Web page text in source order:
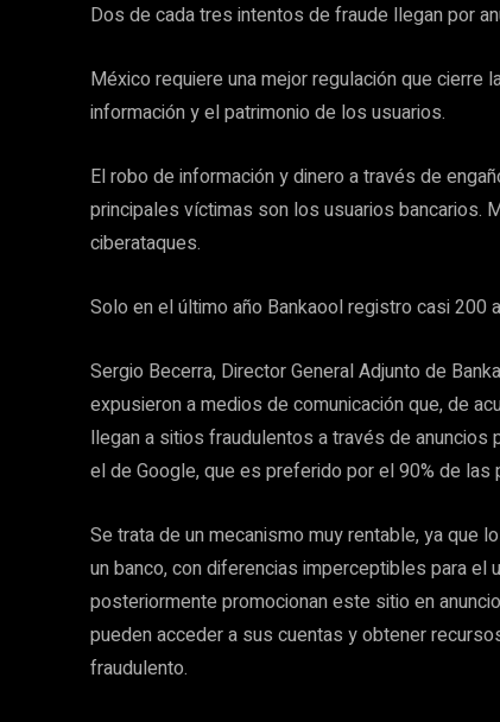
Dos de cada tres intentos de fraude llegan por
México requiere una mejor regulación que
información y el patrimonio de los usuarios.
El robo de información y dinero a través de
principales víctimas son los usuarios bancarios.
ciberataques.
Solo en el último año Bankaool registro casi
Sergio Becerra, Director General Adjunto de
expusieron a medios de comunicación que, de
llegan a sitios fraudulentos a través de
el de Google, que es preferido por el 90% de las
Se trata de un mecanismo muy rentable, ya que
un banco, con diferencias imperceptibles para el
posteriormente promocionan este sitio en
pueden acceder a sus cuentas y obtener
fraudulento.